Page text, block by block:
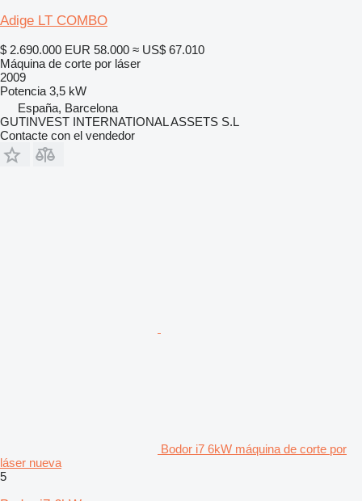
Adige LT COMBO
$ 2.690.000 EUR 58.000 ≈ US$ 67.010
Máquina de corte por láser
2009
Potencia 3,5 kW
España, Barcelona
GUTINVEST INTERNATIONAL ASSETS S.L
Contacte con el vendedor
Bodor i7 6kW máquina de corte por
láser nueva
5